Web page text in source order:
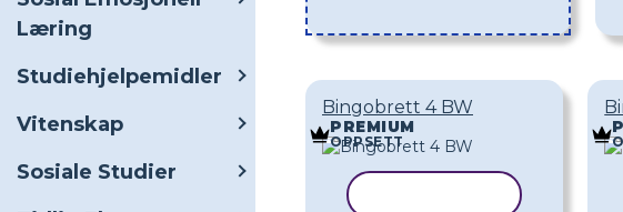
Læring
Studiehjelpemidler
Vitenskap
Sosiale Studier
Bingobrett 4 BW
PREMIUM
OPPSETT